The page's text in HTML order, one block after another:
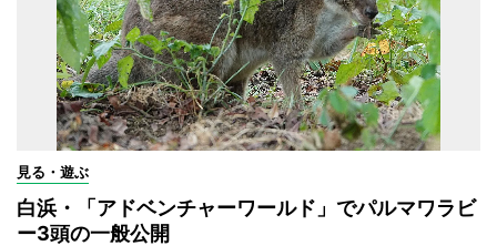
見る・遊ぶ
白浜・「アドベンチャーワールド」でパルマワラビ
ー3頭の一般公開